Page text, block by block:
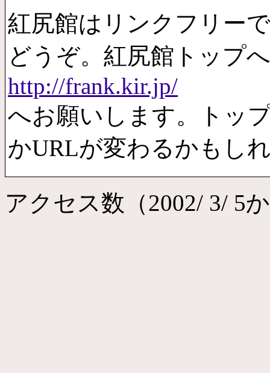
紅尻館はリンクフリー
どうぞ。紅尻館トップ
http://frank.kir.jp/
へお願いします。トッ
かURLが変わるかもし
アクセス数（2002/ 3/ 5